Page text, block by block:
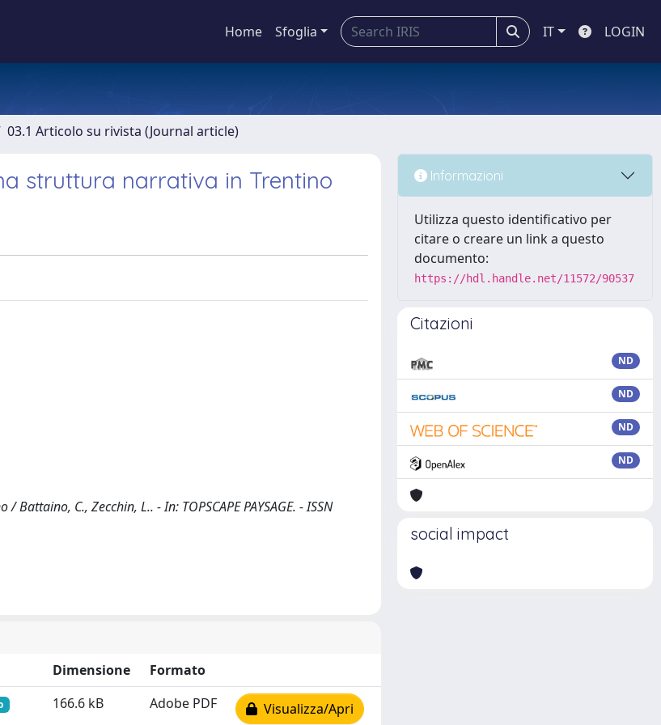
Home Sfoglia IT LOGIN
03.1 Articolo su rivista (Journal article)
struttura narrativa in Trentino
C., Zecchin, L.. - In: TOPSCAPE PAYSAGE. - ISSN
Dimensione
Formato
166.6 kB Adobe PDF Visualizza/Apri
Informazioni
Utilizza questo identificativo per
citare o creare un link a questo
documento:
https://hdl.handle.net/11572/90537
Citazioni
ND
ND
ND
ND
social impact